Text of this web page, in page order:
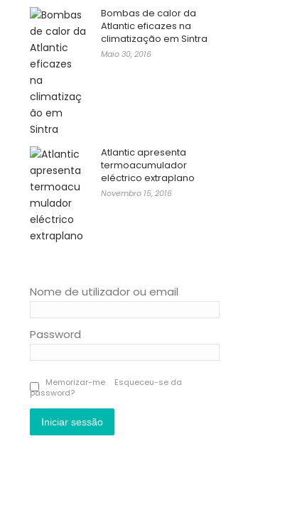
Bombas de calor da
Atlantic eficazes na
climatização em Sintra
Maio 30, 2016
Atlantic apresenta
termoacumulador
eléctrico extraplano
Novembro 15, 2016
Nome de utilizador ou email
Password
Memorizar-me
Esqueceu-se da
password?
Iniciar sessão